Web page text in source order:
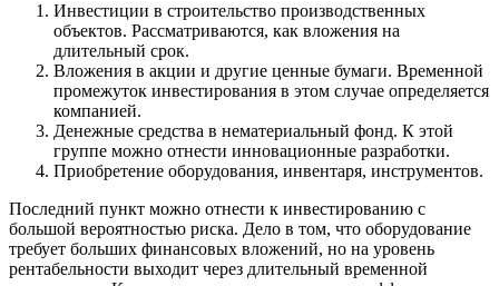
Инвестиции в строительство производственных
объектов. Рассматриваются, как вложения на
длительный срок.
Вложения в акции и другие ценные бумаги. Временной
промежуток инвестирования в этом случае определяется
компанией.
Денежные средства в нематериальный фонд. К этой
группе можно отнести инновационные разработки.
Приобретение оборудования, инвентаря, инструментов.
Последний пункт можно отнести к инвестированию с
большой вероятностью риска. Дело в том, что оборудование
требует больших финансовых вложений, но на уровень
рентабельности выходит через длительный временной